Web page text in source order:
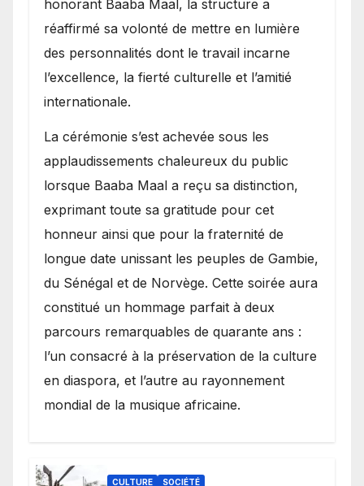
honorant Baaba Maal, la structure a
réaffirmé sa volonté de mettre en lumière
des personnalités dont le travail incarne
l’excellence, la fierté culturelle et l’amitié
internationale.
​La cérémonie s’est achevée sous les
applaudissements chaleureux du public
lorsque Baaba Maal a reçu sa distinction,
exprimant toute sa gratitude pour cet
honneur ainsi que pour la fraternité de
longue date unissant les peuples de Gambie,
du Sénégal et de Norvège. Cette soirée aura
constitué un hommage parfait à deux
parcours remarquables de quarante ans :
l’un consacré à la préservation de la culture
en diaspora, et l’autre au rayonnement
mondial de la musique africaine.
CULTURE SOCIÉTÉ